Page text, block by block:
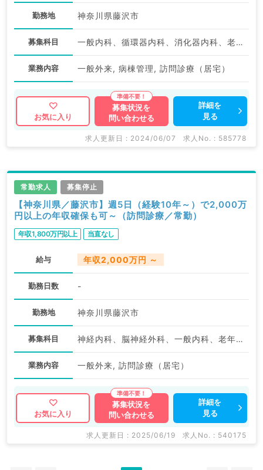
勤務地 神奈川県藤沢市
募集科目 一般内科、循環器内科、消化器内科、老年内科、外科系全般、一般外科
業務内容 一般外来, 病棟管理, 訪問診療（居宅）
お気に入り
募集状況を
問い合わせる
詳細を
見る
求人更新日 : 2024/06/07 求人No. : 585778
常勤求人 募集停止
【神奈川県／藤沢市】週5日（経験10年～）で2,000万
円以上の年収確保も可～（訪問診療／常勤）
年収1,800万円以上 当直なし
給与 年収2,000万円 ～
勤務日数 -
勤務地 神奈川県藤沢市
募集科目 神経内科、脳神経外科、一般内科、老年内科、外科系全般、一般外科
業務内容 一般外来, 訪問診療（居宅）
お気に入り
募集状況を
問い合わせる
詳細を
見る
求人更新日 : 2025/06/19 求人No. : 540175